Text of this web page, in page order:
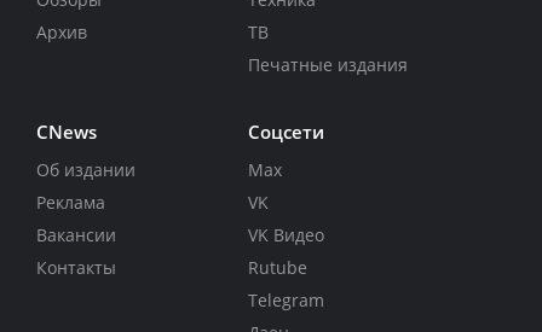
Архив
ТВ
Печатные издания
CNews
Об издании
Реклама
Вакансии
Контакты
Соцсети
Max
VK
VK Видео
Rutube
Telegram